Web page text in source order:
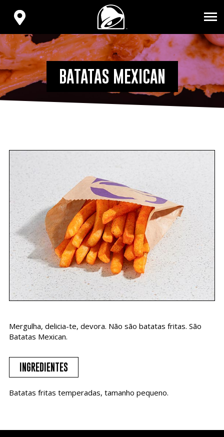
ENCONTRA
TACO
BELL
VOLVER
AL
INICIO
BATATAS MEXICAN
Mergulha, delicia-te, devora. Não são batatas fritas. São
Batatas Mexican.
INGREDIENTES
Batatas fritas temperadas, tamanho pequeno.